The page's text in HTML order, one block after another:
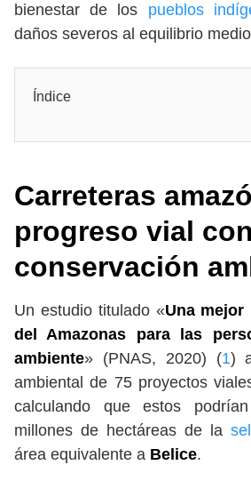
bienestar de los pueblos
daños severos al equilibrio
Índice
Carreteras
progreso vial
conservación
Un estudio titulado «Una mejor
del Amazonas para las
ambiente» (PNAS, 2020) (1)
ambiental de 75 proyectos
calculando que estos
millones de hectáreas de la
área equivalente a Belice.